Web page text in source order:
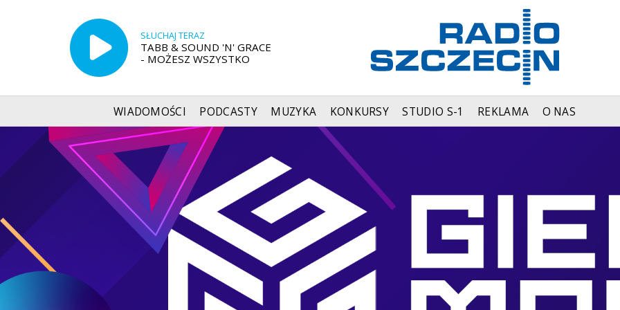
SŁUCHAJ TERAZ
TABB & SOUND 'N' GRACE
- MOŻESZ WSZYSTKO
WIADOMOŚCI PODCASTY MUZYKA KONKURSY STUDIO S-1 REKLAMA O NAS